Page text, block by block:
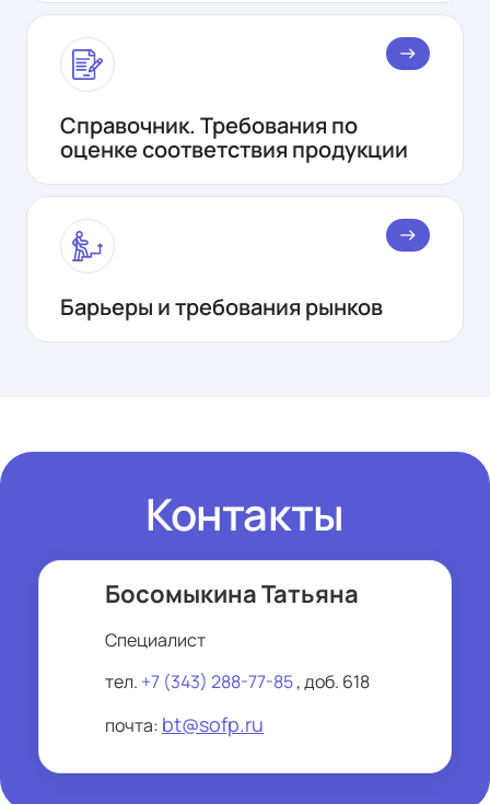
Справочник. Требования по
оценке соответствия продукции
east
Барьеры и требования рынков
east
Контакты
Босомыкина Татьяна
Специалист
тел. +7 (343) 288-77-85, доб. 618
почта: bt@sofp.ru